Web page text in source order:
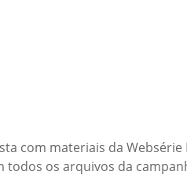
com materiais da
todos os arquivos da